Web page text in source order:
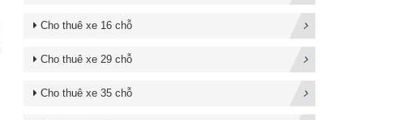
Cho thuê xe 16 chỗ
Cho thuê xe 29 chỗ
Cho thuê xe 35 chỗ